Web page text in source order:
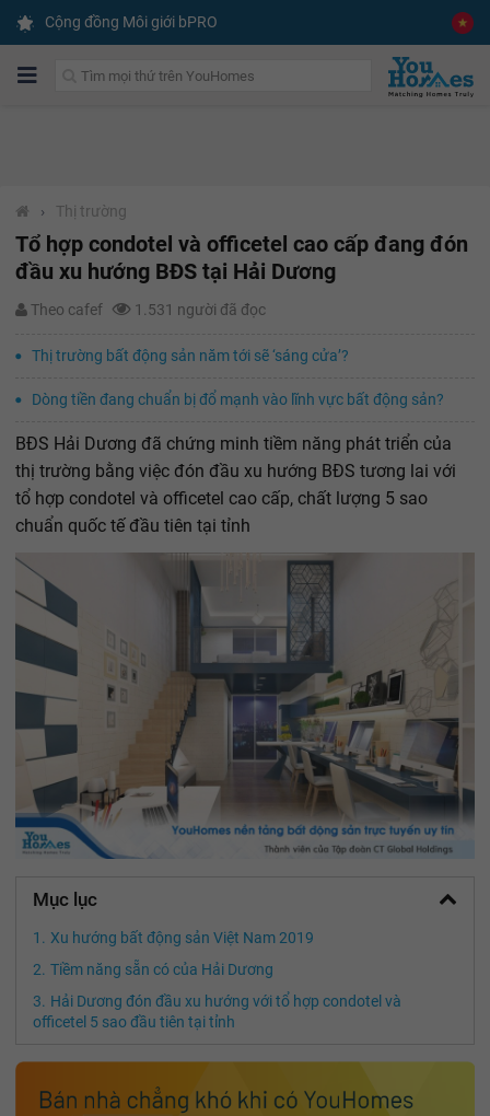
Cộng đồng Môi giới bPRO
› Thị trường
Tổ hợp condotel và officetel cao cấp đang đón
đầu xu hướng BĐS tại Hải Dương
Theo cafef 1.531 người đã đọc
Thị trường bất động sản năm tới sẽ ‘sáng cửa’?
Dòng tiền đang chuẩn bị đổ mạnh vào lĩnh vực bất động sản?
BĐS Hải Dương đã chứng minh tiềm năng phát triển của
thị trường bằng việc đón đầu xu hướng BĐS tương lai với
tổ hợp condotel và officetel cao cấp, chất lượng 5 sao
chuẩn quốc tế đầu tiên tại tỉnh
Mục lục
Xu hướng bất động sản Việt Nam 2019
Tiềm năng sẵn có của Hải Dương
Hải Dương đón đầu xu hướng với tổ hợp condotel và
officetel 5 sao đầu tiên tại tỉnh